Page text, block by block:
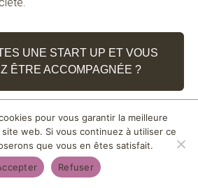
ÊTRE ACCOMPAGNÉE ?
UNE START UP ET VOUS
ÊTRE ACCOMPAGNÉE ?
pour vous garantir la meilleure
web. Si vous continuez à utiliser ce
que vous en êtes satisfait.
Refuser